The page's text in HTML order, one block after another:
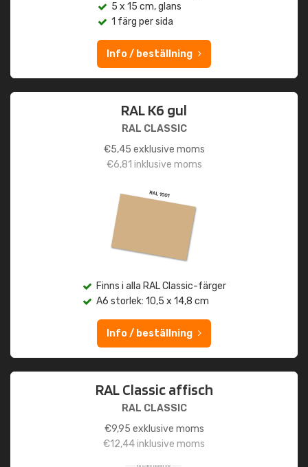
5 x 15 cm, glans
1 färg per sida
Info / beställning
RAL K6 gul
RAL CLASSIC
€5,45 exklusive moms
€6,81 inklusive moms
Finns i alla RAL Classic-färger
A6 storlek: 10,5 x 14,8 cm
Info / beställning
RAL Classic affisch
RAL CLASSIC
€9,95 exklusive moms
€12,44inklusive moms